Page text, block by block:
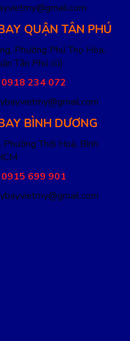
QUẬN TÂN PHÚ
Phường Phú Thọ Hòa,
Tân Phú cũ)
0918 234 072
BÌNH DƯƠNG
Thới Hoà, Bình
0915 699 901